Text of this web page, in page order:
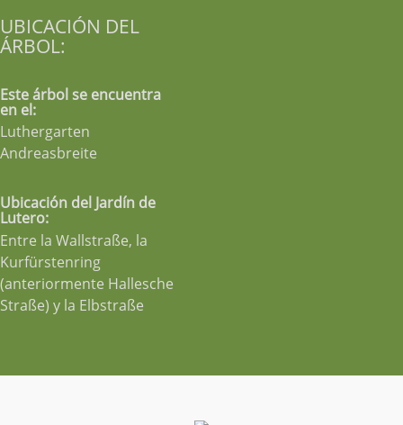
UBICACIÓN DEL
ÁRBOL:
Este árbol se encuentra
en el:
Luthergarten
Andreasbreite
Ubicación del Jardín de
Lutero:
Entre la Wallstraße, la
Kurfürstenring
(anteriormente Hallesche
Straße) y la Elbstraße